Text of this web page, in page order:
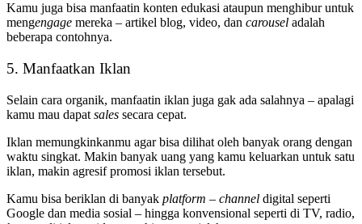
Kamu juga bisa manfaatin konten edukasi ataupun menghibur untuk
mengengage mereka – artikel blog, video, dan carousel adalah
beberapa contohnya.
5. Manfaatkan Iklan
Selain cara organik, manfaatin iklan juga gak ada salahnya – apalagi
kamu mau dapat sales secara cepat.
Iklan memungkinkanmu agar bisa dilihat oleh banyak orang dengan
waktu singkat. Makin banyak uang yang kamu keluarkan untuk satu
iklan, makin agresif promosi iklan tersebut.
Kamu bisa beriklan di banyak platform – channel digital seperti
Google dan media sosial – hingga konvensional seperti di TV, radio,